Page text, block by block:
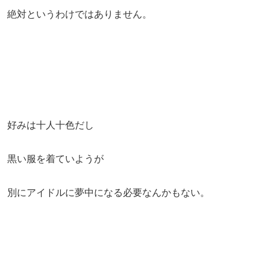
絶対というわけではありません。
好みは十人十色だし
黒い服を着ていようが
別にアイドルに夢中になる必要なんかもない。